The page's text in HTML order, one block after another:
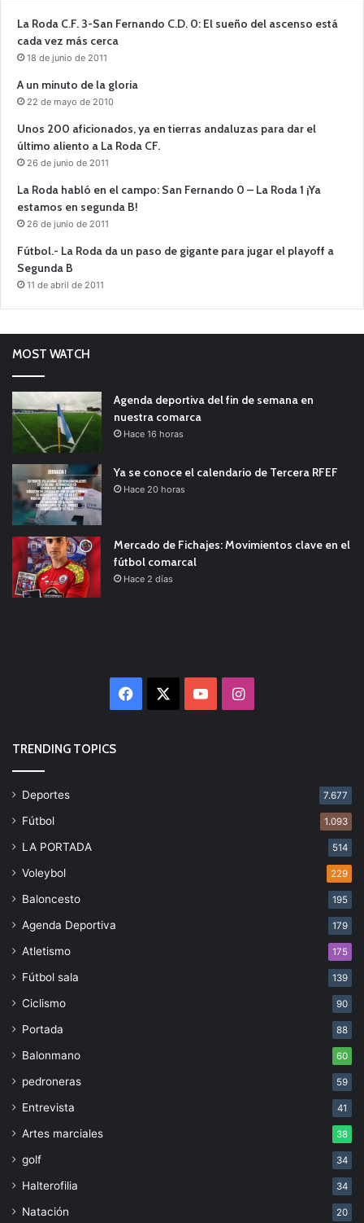
La Roda C.F. 3-San Fernando C.D. 0: El sueño del ascenso está
cada vez más cerca
18 de junio de 2011
A un minuto de la gloria
22 de mayo de 2010
Unos 200 aficionados, ya en tierras andaluzas para dar el
último aliento a La Roda CF.
26 de junio de 2011
La Roda habló en el campo: San Fernando 0 – La Roda 1 ¡Ya
estamos en segunda B!
26 de junio de 2011
Fútbol.- La Roda da un paso de gigante para jugar el playoff a
Segunda B
11 de abril de 2011
MOST WATCH
Agenda deportiva del fin de semana en
nuestra comarca
Hace 16 horas
Ya se conoce el calendario de Tercera RFEF
Hace 20 horas
Mercado de Fichajes: Movimientos clave en el
fútbol comarcal
Hace 2 días
Facebook YouTubeInstagram
TRENDING TOPICS
Deportes 7.677
Fútbol 1.093
LA PORTADA 514
Voleybol 229
Baloncesto 195
Agenda Deportiva 179
Atletismo 175
Fútbol sala 139
Ciclismo 90
Portada 88
Balonmano 60
pedroneras 59
Entrevista 41
Artes marciales 38
golf 34
Halterofilia 34
Natación 20